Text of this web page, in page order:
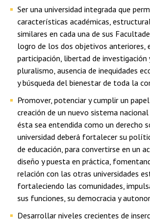
Ser una universidad integrada que
características académicas,
similares en cada una de sus
logro de los dos objetivos anteriores,
participación, libertad de investigación
pluralismo, ausencia de inequidades
y búsqueda del bienestar de toda la
Promover, potenciar y cumplir un
creación de un nuevo sistema
ésta sea entendida como un derecho
universidad deberá fortalecer su
de educación, para convertirse en un
diseño y puesta en práctica,
relación con las otras universidades
fortaleciendo las comunidades,
sus funciones, su democracia y
Desarrollar niveles crecientes de